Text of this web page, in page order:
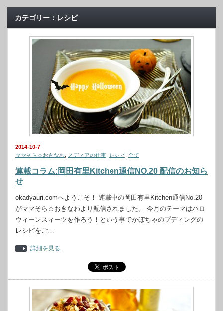
カテゴリー：レシピ
2014-10-7
ママそら☆おきなわ
メディアの仕事 レシピ 全て
連載コラム:岡田有里Kitchen通信NO.20 配信のお知ら
せ
okadyauri.comへようこそ！ 連載中の岡田有里Kitchen通信No.20
がママそら☆おきなわより配信されました。 今月のテーマはハロ
ウィーンスィーツを作ろう！という事でかぼちゃのプディングの
レシピをご…
詳細を見る